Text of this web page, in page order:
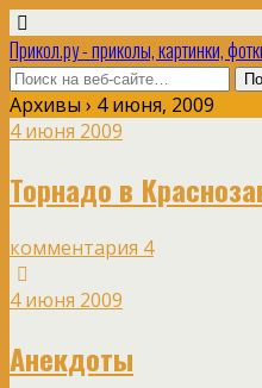
Прикол.ру - приколы, картинки,
Архивы › 4 июня, 2009
4 июня 2009
Торнадо в
комментария 4
4 июня 2009
Анекдоты